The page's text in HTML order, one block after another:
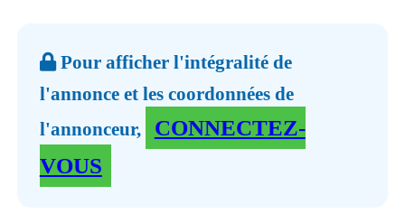
Pour afficher l'intégralité de
l'annonce et les coordonnées de
l'annonceur,
CONNECTEZ-
VOUS